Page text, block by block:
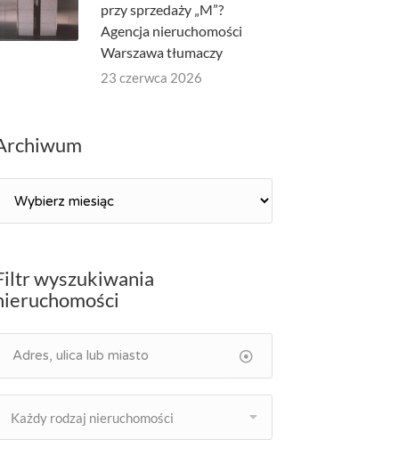
przy sprzedaży „M”?
Agencja nieruchomości
Warszawa tłumaczy
23 czerwca 2026
wyszukiwania
Każdy rodzaj nieruchomości